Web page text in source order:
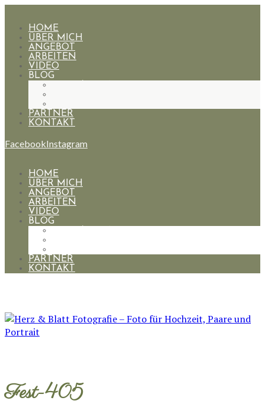
HOME
ÜBER MICH
ANGEBOT
ARBEITEN
VIDEO
BLOG
PARTNER
KONTAKT
FacebookInstagram
HOME
ÜBER MICH
ANGEBOT
ARBEITEN
VIDEO
BLOG
PARTNER
KONTAKT
Fest-405